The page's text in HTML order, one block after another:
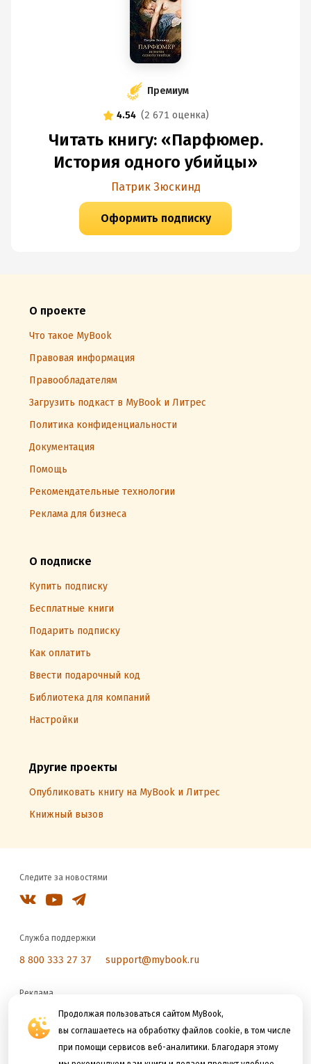
Продолжая пользоваться сайтом MyBook,
вы соглашаетесь на обработку файлов cookie, в том числе
при помощи сервисов веб-аналитики. Благодаря этому
Премиум
4.54 (2 671 оценка)
Читать книгу: «Парфюмер.
История одного убийцы»
Патрик Зюскинд
Оформить подписку
О проекте
Что такое MyBook
Правовая информация
Правообладателям
Загрузить подкаст в MyBook и Литрес
Политика конфиденциальности
Документация
Помощь
Рекомендательные технологии
Реклама для бизнеса
О подписке
Купить подписку
Бесплатные книги
Подарить подписку
Как оплатить
Ввести подарочный код
Библиотека для компаний
Настройки
Другие проекты
Опубликовать книгу на MyBook и Литрес
Книжный вызов
Следите за новостями
Служба поддержки
8 800 333 27 37 support@mybook.ru
Реклама
reklama@litres.ru
Мы принимаем к оплате